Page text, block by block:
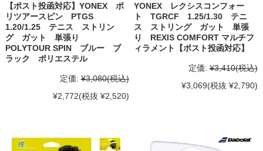
【ポスト投函対応】YONEX ポ
リツアースピン PTGS
1.20/1.25 テニス ストリン
グ ガット 単張り
POLYTOUR SPIN ブルー ブ
ラック ポリエステル
定価: ¥3,080(税込)
¥2,772(税抜 ¥2,520)
YONEX レクシスコンフォー
ト TGRCF 1.25/1.30 テニ
ス ストリング ガット 単張
り REXIS COMFORT マルチフ
ィラメント【ポスト投函対応】
定価: ¥3,410(税込)
¥3,069(税抜 ¥2,790)